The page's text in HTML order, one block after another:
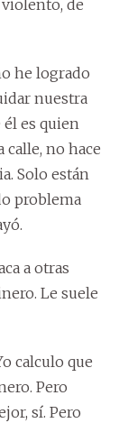
de
he logrado
nuestra
es quien
calle, no hace
Solo están
problema
a otras
Le suele
calculo que
Pero
sí. Pero